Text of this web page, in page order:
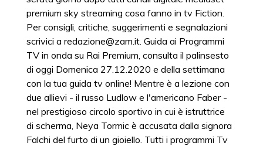
premium sky streaming cosa fanno in tv Fiction.
Per consigli, critiche, suggerimenti e segnalazioni
scrivici a redazione@zam.it. Guida ai Programmi
TV in onda su Rai Premium, consulta il palinsesto
di oggi Domenica 27.12.2020 e della settimana
con la tua guida tv online! Mentre è a lezione con
due allievi - il russo Ludlow e l'americano Faber -
nel prestigioso circolo sportivo in cui è istruttrice
di scherma, Neya Tormic è accusata dalla signora
Falchi del furto di un gioiello. Tutti i programmi Tv